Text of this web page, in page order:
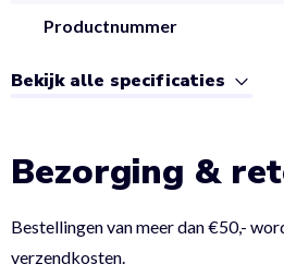
Productnummer
Bekijk alle specificaties
Bezorging &
Bestellingen van meer dan €50,-
verzendkosten.